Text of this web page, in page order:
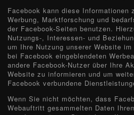
Facebook kann diese Informationen
Werbung, Marktforschung und
der Facebook-Seiten benutzen.
Nutzungs-, Interessen- und
um Ihre Nutzung unserer Website
bei Facebook eingeblendeten
andere Facebook-Nutzer über Ihre
Website zu informieren und um
Facebook verbundene
Wenn Sie nicht möchten, dass
Webauftritt gesammelten Daten